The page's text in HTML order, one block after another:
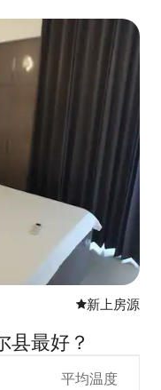
新房源
新上房源
县最好？
平均温度